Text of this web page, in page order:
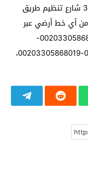
الموجود في 334 شارع تنظيم طريق
أي خط أرضي عبر
هذه الأرقام: 00203305868013-00203305868014-
00203305868017-00203305868018-00203305868019،